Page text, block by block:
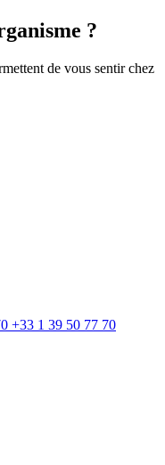
?
de vous sentir chez
+33 1 39 50 77 70